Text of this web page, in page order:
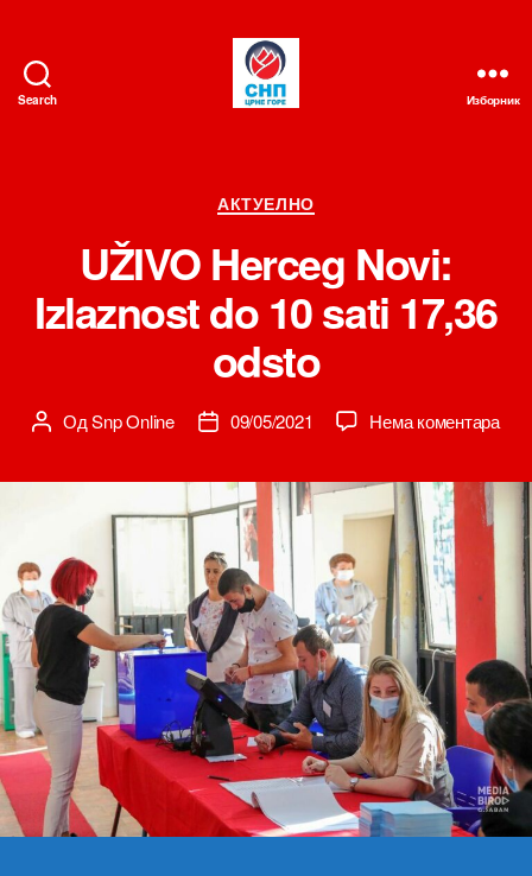
Search Изборник
Категорије
АКТУЕЛНО
UŽIVO Herceg Novi:
Izlaznost do 10 sati 17,36
odsto
Аутор
ОдSnp Online
Датум09/05/2021 Нема коментарана
sati